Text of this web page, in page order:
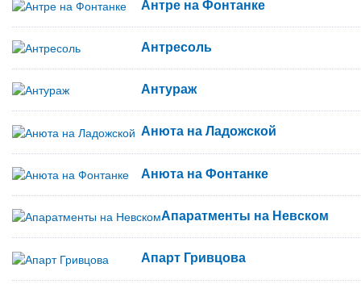
Антре на Фонтанке
Антресоль
Антураж
Анюта на Ладожской
Анюта на Фонтанке
Апаратменты на Невском
Апарт Гривцова